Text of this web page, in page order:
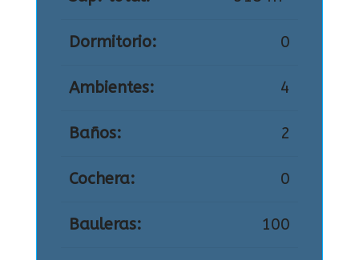
Dormitorio: 0
Ambientes: 4
Baños: 2
Cochera: 0
Bauleras: 100